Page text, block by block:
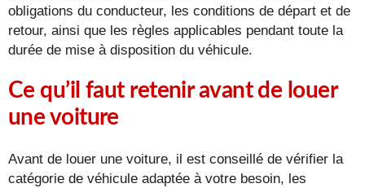
obligations du conducteur, les conditions de départ et de
retour, ainsi que les règles applicables pendant toute la
durée de mise à disposition du véhicule.
Ce qu’il faut retenir avant de louer
une voiture
Avant de louer une voiture, il est conseillé de vérifier la
catégorie de véhicule adaptée à votre besoin, les